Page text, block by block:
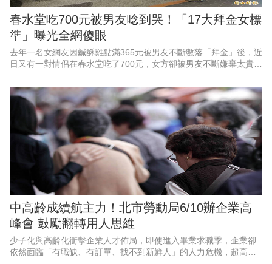
春水堂吃700元被男友唸到哭！「17大拜金女標
準」曝光全網傻眼
去年一名女網友因鹹酥雞點滿365元被男友不斷數落「拜金」後，近
日又有一對情侶在春水堂吃了700元，女方卻被男友不斷嫌棄太貴，
紅的一套拜金女標準
中高齡成續航主力！北市勞動局6/10辦企業高
峰會 鼓勵翻轉用人思維
少子化與高齡化衝擊企業人才佈局，即使進入畢業求職季，企業卻
依然面臨「有職缺、有訂單、找不到新鮮人」的人力危機，超高齡